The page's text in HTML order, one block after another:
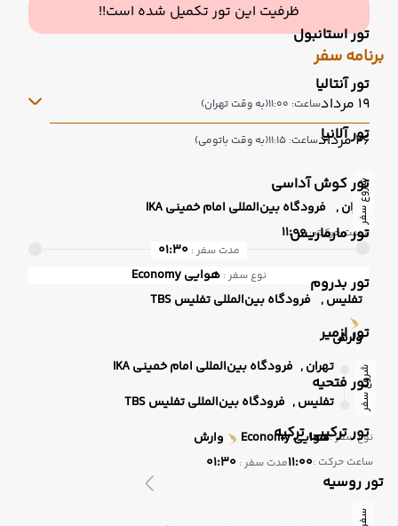
تور استانبول
تور آنتالیا
تور آلانیا
تور کوش آداسی
تور مارماریس
تور بدروم
تور ازمیر
تور فتحیه
تور ترکیبی ترکیه
تور روسیه
ظرفیت این تور تکمیل شده است!!
برنامه سفر
19 مرداد ساعت: 11:00 (به وقت تهران)
26 مرداد ساعت: 11:15 (به وقت باتومی)
شروع سفر
تهران , فرودگاه بین‌المللی امام خمینی IKA
ساعت حرکت :11:00
مدت سفر : 01:30
نوع سفر : هوایی
تفلیس , فرودگاه بین‌المللی تفلیس TBS
وارش
شروع سفر تهران , فرودگاه بین‌المللی امام خمینی IKA
تفلیس , فرودگاه بین‌المللی تفلیس TBS
نوع سفر :هواییEconomy وارش
ساعت حرکت :11:00مدت سفر : 01:30